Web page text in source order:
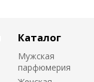
Каталог
Мужская
парфюмерия